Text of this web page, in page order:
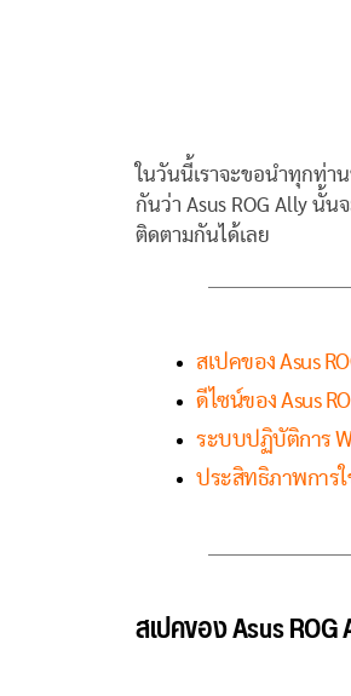
ในวันนี้เราจะขอนำทุกท่า
กันว่า Asus ROG Ally นั้น
ติดตามกันได้เลย
สเปคของ Asus
ดีไซน์ของ Asus
ระบบปฏิบัติการ
ประสิทธิภาพการใ
สเปคของ Asus ROG